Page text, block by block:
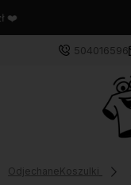
504016596
OdjechaneKoszulki